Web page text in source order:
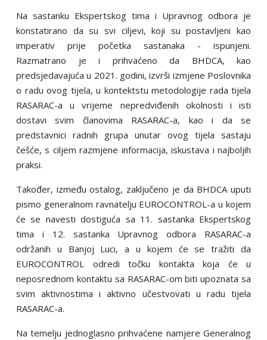
Na sastanku Ekspertskog tima i Upravnog odbora je
konstatirano da su svi cilјevi, koji su postavlјeni kao
imperativ prije početka sastanaka - ispunjeni.
Razmatrano je i prihvaćeno da BHDCA, kao
predsjedavajuća u 2021. godini, izvrši izmjene Poslovnika
o radu ovog tijela, u kontektstu metodologije rada tijela
RASARAC-a u vrijeme nepredviđenih okolnosti i isti
dostavi svim članovima RASARAC-a, kao i da se
predstavnici radnih grupa unutar ovog tijela sastaju
češće, s cilјem razmjene informacija, iskustava i najbolјih
praksi.
Također, između ostalog, zaklјučeno je da BHDCA uputi
pismo generalnom ravnatelju EUROCONTROL-a u kojem
će se navesti dostiguća sa 11. sastanka Ekspertskog
tima i 12. sastanka Upravnog odbora RASARAC-a
održanih u Banjoj Luci, a u kojem će se tražiti da
EUROCONTROL odredi točku kontakta koja će u
neposrednom kontaktu sa RASARAC-om biti upoznata sa
svim aktivnostima i aktivno učestvovati u radu tijela
RASARAC-a.
Na temelju jednoglasno prihvaćene namjere Generalnog